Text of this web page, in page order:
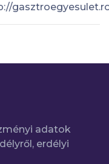
adatok
erdélyi